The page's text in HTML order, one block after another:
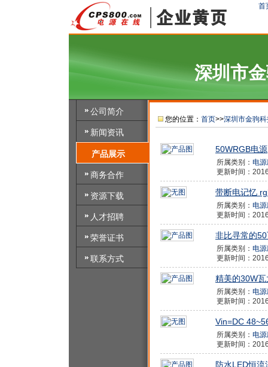
首
深圳市
公司简介
新闻资讯
产品展示
商务合作
资源下载
人才招聘
荣誉证书
联系方式
您的位置： 首页>>深圳市金驹
50WRGB电源
所属类别： 电
更新时间：
带断电记忆
所属类别： 电
更新时间：
非比寻常的
所属类别： 电
更新时间：
精美的30W
所属类别： 电
更新时间：
Vin=DC
所属类别： 电
更新时间：
防水LED恒